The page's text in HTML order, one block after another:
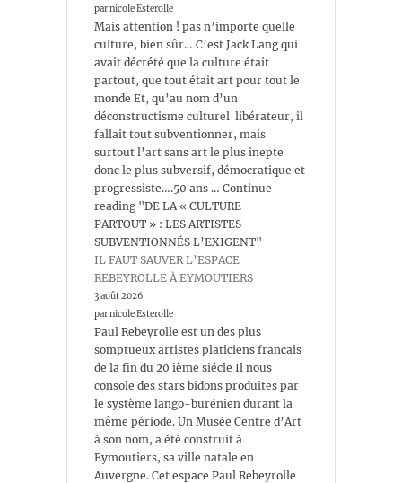
par nicole Esterolle
Mais attention ! pas n’importe quelle
culture, bien sûr… C’est Jack Lang qui
avait décrété que la culture était
partout, que tout était art pour tout le
monde Et, qu’au nom d’un
déconstructisme culturel libérateur, il
fallait tout subventionner, mais
surtout l’art sans art le plus inepte
donc le plus subversif, démocratique et
progressiste….50 ans … Continue
reading "DE LA « CULTURE
PARTOUT » : LES ARTISTES
SUBVENTIONNÉS L’EXIGENT"
IL FAUT SAUVER L’ESPACE
REBEYROLLE À EYMOUTIERS
3 août 2026
par nicole Esterolle
Paul Rebeyrolle est un des plus
somptueux artistes platiciens français
de la fin du 20 ième siécle Il nous
console des stars bidons produites par
le système lango-burénien durant la
même période. Un Musée Centre d’Art
à son nom, a été construit à
Eymoutiers, sa ville natale en
Auvergne. Cet espace Paul Rebeyrolle